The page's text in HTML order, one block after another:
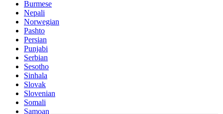
Burmese
Nepali
Norwegian
Pashto
Persian
Punjabi
Serbian
Sesotho
Sinhala
Slovak
Slovenian
Somali
Samoan